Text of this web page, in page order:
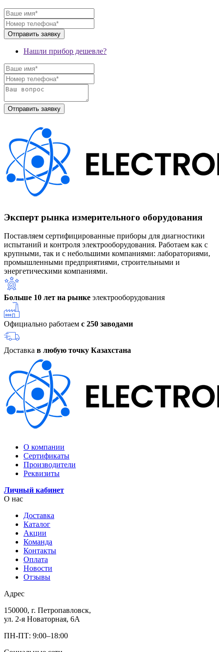
Нашли прибор дешевле?
Эксперт рынка измерительного оборудования
Поставляем сертифицированные приборы для диагностики
испытаний и контроля электрооборудования. Работаем как с
крупными, так и с небольшими компаниями: лабораториями,
промышленными предприятиями, строительными и
энергетическими компаниями.
Больше 10 лет на рынке электрооборудования
Официально работаем с 250 заводами
Доставка в любую точку Казахстана
О компании
Сертификаты
Производители
Реквизиты
Личный кабинет
О нас
Доставка
Каталог
Акции
Команда
Контакты
Оплата
Новости
Отзывы
Адрес
150000, г. Петропавловск,
ул. 2-я Новаторная, 6А
ПН-ПТ: 9:00–18:00